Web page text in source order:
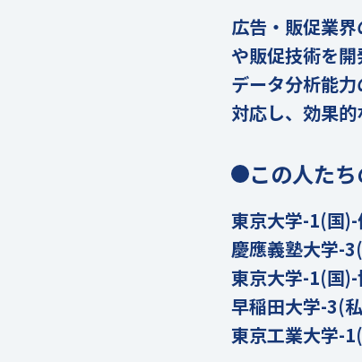
広告・販促業
や販促技術を
データ分析能
対応し、効果的
この人た
東京大学-1(国
慶應義塾大学-
東京大学-1(国
早稲田大学-3(
東京工業大学-